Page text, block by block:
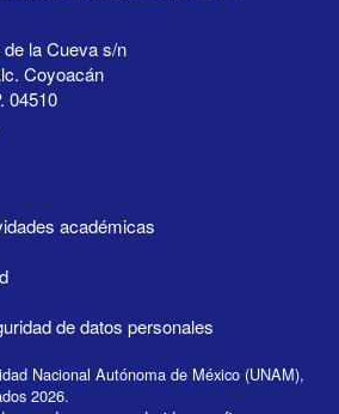
la Cueva s/n
Coyoacán
04510
académicas
de datos personales
Nacional Autónoma de México (UNAM),
2026.